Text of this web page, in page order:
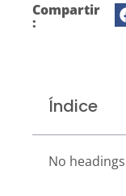
Compartir
:
Índice
No